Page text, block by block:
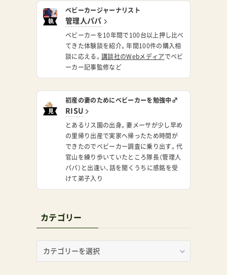
執
ベビーカージャーナリスト
管理人パパ
ベビーカーを10年間で100台以上押し比べ
てきた体験談を紹介。年間100件の購入相
談に応える。講談社のWebメディア でベビ
ーカー記事監修など
見
初産の妻のためにベビーカーを勉強中♂
RISU
とあるリス園の出身。妻メーサが少し早め
の里帰り出産で実家へ帰ったため時間が
できたのでベビーカー調査に乗り出す。代
官山を練り歩いていたところ隊長（管理人
パパ）と出逢い、話を聞くうちに感銘を受
けて弟子入り
カテゴリー